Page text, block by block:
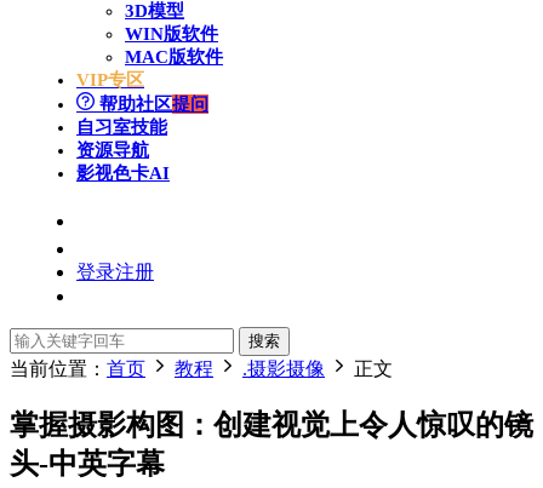
3D模型
WIN版软件
MAC版软件
VIP专区
帮助社区提问
自习室技能
资源导航
影视色卡AI
登录注册
搜索
当前位置： 首页 教程 .摄影摄像 正文
掌握摄影构图：创建视觉上令人惊叹的镜
头-中英字幕